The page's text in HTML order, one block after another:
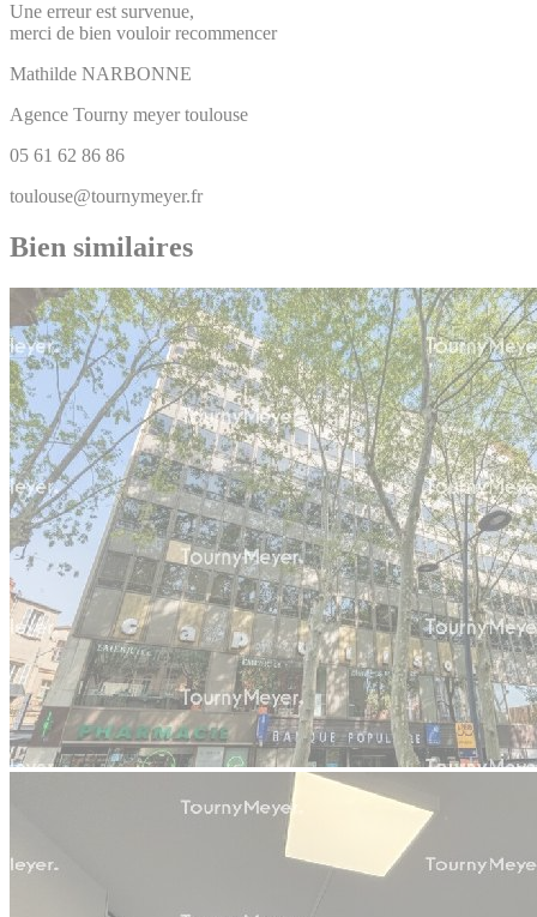
Une erreur est survenue,
merci de bien vouloir recommencer
Mathilde NARBONNE
Agence Tourny meyer toulouse
05 61 62 86 86
toulouse@tournymeyer.fr
Bien similaires